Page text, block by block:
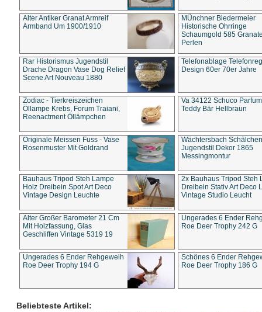
Alter Antiker Granat Armreif
Armband Um 1900/1910
MÜnchner Biedermeier
Historische Ohrringe
Schaumgold 585
Perlen
Rar Historismus Jugendstil
Drache Dragon Vase Dog Relief
Scene Art Nouveau 1880
Telefonablage
Design 60er 70er Jahre
Zodiac - Tierkreiszeichen
Öllampe Krebs, Forum Traiani,
Reenactment Öllämpchen
Va 34122 Schuco
Teddy Bär Hellbraun
Originale Meissen Fuss - Vase
Rosenmuster Mit Goldrand
Wächtersbach Schälchen
Jugendstil Dekor 1865
Messingmontur
Bauhaus Tripod Steh Lampe
Holz Dreibein Spot Art Deco
Vintage Design Leuchte
2x Bauhaus Tripod Steh
Dreibein Stativ Art Deco
Vintage Studio Leucht
Alter Großer Barometer 21 Cm
Mit Holzfassung, Glas
Geschliffen Vintage 5319 19
Ungerades 6 Ender
Roe Deer Trophy 242 G
Ungerades 6 Ender Rehgeweih
Roe Deer Trophy 194 G
Schönes 6 Ender
Roe Deer Trophy 186 G
Beliebteste Artikel: